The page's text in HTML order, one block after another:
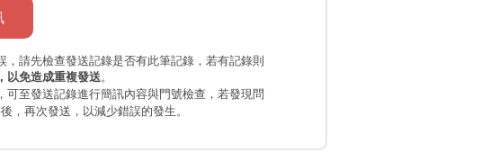
請先檢查發送記錄是否有此筆記錄，若有記錄則
以免造成重複發送。
可至發送記錄進行簡訊內容與門號檢查，若發現問
，再次發送，以減少錯誤的發生。